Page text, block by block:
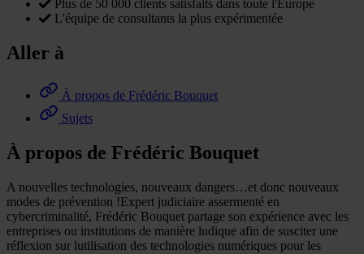
Plus de 50 000 clients satisfaits dans toute l'Europe
L'équipe de consultants la plus expérimentée
Aller à
À propos de Frédéric Bouquet
Sujets
À propos de Frédéric Bouquet
A nouvelles technologies, nouveaux dangers…et donc nouveaux
modes de prévention !Expert judiciaire assermenté en
cybercriminalité, Frédéric Bouquet partage son expérience avec les
entreprises ou institutions de manière ludique afin de susciter une
réflexion sur lutilisation des technologies numériques pour les